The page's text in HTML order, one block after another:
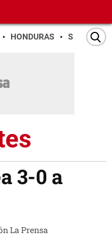
HONDURAS SAN PEDRO
3-0 a
La Prensa